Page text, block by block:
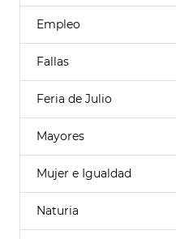
Empleo
Fallas
Feria de Julio
Mayores
Mujer e Igualdad
Naturia